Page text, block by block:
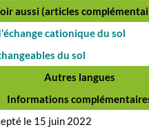
aussi (articles
cationique du sol
du sol
Autres langues
Informations
le 15 juin 2022